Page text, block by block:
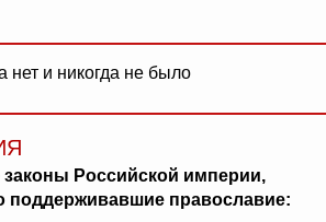
нет и никогда не было
законы Российской империи,
поддерживавшие православие: